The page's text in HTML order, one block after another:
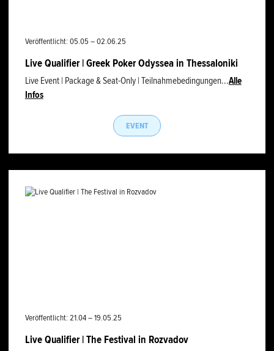
Veröffentlicht: 05.05 – 02.06.25
Live Qualifier | Greek Poker Odyssea in Thessaloniki
Live Event | Package & Seat-Only | Teilnahmebedingungen...Alle
Infos
EVENT
Veröffentlicht: 21.04 – 19.05.25
Live Qualifier | The Festival in Rozvadov